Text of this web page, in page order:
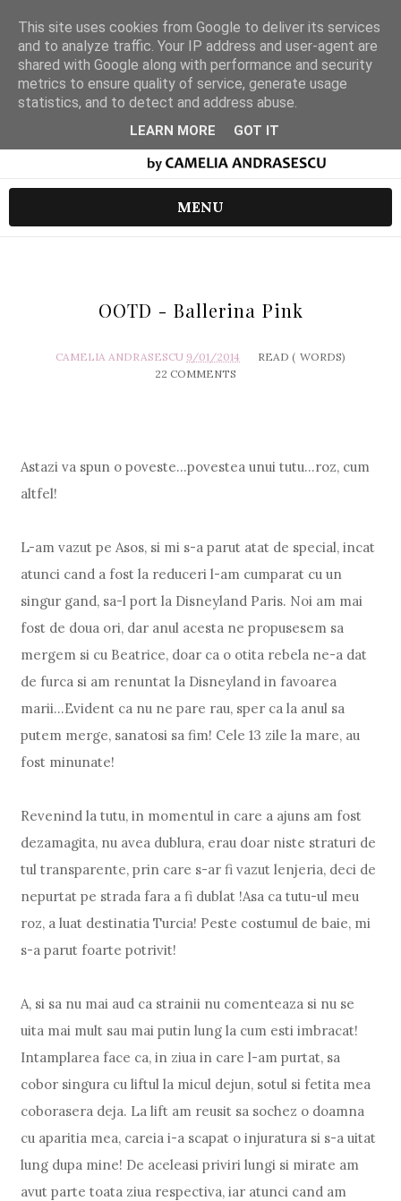
MENU
OOTD - Ballerina Pink
CAMELIA ANDRASESCU 9/01/2014 READ ( WORDS)
22 COMMENTS
Astazi va spun o poveste...povestea unui tutu...roz, cum
altfel!
L-am vazut pe Asos, si mi s-a parut atat de special, incat
atunci cand a fost la reduceri l-am cumparat cu un
singur gand, sa-l port la Disneyland Paris. Noi am mai
fost de doua ori, dar anul acesta ne propusesem sa
mergem si cu Beatrice, doar ca o otita rebela ne-a dat
de furca si am renuntat la Disneyland in favoarea
marii...Evident ca nu ne pare rau, sper ca la anul sa
putem merge, sanatosi sa fim! Cele 13 zile la mare, au
fost minunate!
Revenind la tutu, in momentul in care a ajuns am fost
dezamagita, nu avea dublura, erau doar niste straturi de
tul transparente, prin care s-ar fi vazut lenjeria, deci de
nepurtat pe strada fara a fi dublat !Asa ca tutu-ul meu
roz, a luat destinatia Turcia! Peste costumul de baie, mi
s-a parut foarte potrivit!
A, si sa nu mai aud ca strainii nu comenteaza si nu se
uita mai mult sau mai putin lung la cum esti imbracat!
Intamplarea face ca, in ziua in care l-am purtat, sa
cobor singura cu liftul la micul dejun, sotul si fetita mea
coborasera deja. La lift am reusit sa sochez o doamna
cu aparitia mea, careia i-a scapat o injuratura si s-a uitat
lung dupa mine! De aceleasi priviri lungi si mirate am
avut parte toata ziua respectiva, iar atunci cand am
This site uses cookies from Google to deliver its services
and to analyze traffic. Your IP address and user-agent are
shared with Google along with performance and security
metrics to ensure quality of service, generate usage
statistics, and to detect and address abuse.
LEARN MORE GOT IT